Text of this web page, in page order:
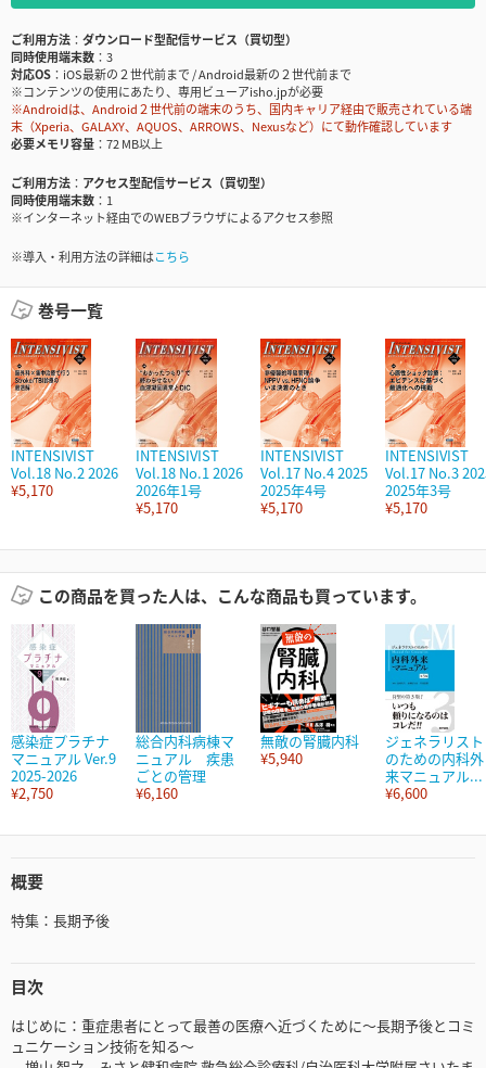
ご利用方法
ダウンロード型配信サービス（買切型）
同時使用端末数
3
対応OS
iOS最新の２世代前まで / Android最新の２世代前まで
※コンテンツの使用にあたり、専用ビューアisho.jpが必要
※Androidは、Android２世代前の端末のうち、国内キャリア経由で販売されている端
末（Xperia、GALAXY、AQUOS、ARROWS、Nexusなど）にて動作確認しています
必要メモリ容量
72 MB以上
ご利用方法
アクセス型配信サービス（買切型）
同時使用端末数
1
※インターネット経由でのWEBブラウザによるアクセス参照
※導入・利用方法の詳細はこちら
巻号一覧
INTENSIVIST
Vol.18 No.2 2026
¥5,170
INTENSIVIST
Vol.18 No.1 2026
2026年1号
¥5,170
INTENSIVIST
Vol.17 No.4 2025
2025年4号
¥5,170
INTENSIVIST
Vol.17 No.3
2025年3号
¥5,170
この商品を買った人は、こんな商品も買っています。
感染症プラチナ
マニュアル Ver.9
2025-2026
¥2,750
総合内科病棟マ
ニュアル 疾患
ごとの管理
¥6,160
無敵の腎臓内科
¥5,940
ジェネラリスト
のための内科外
来マニュアル...
¥6,600
概要
特集：長期予後
目次
はじめに：重症患者にとって最善の医療へ近づくために〜長期予後とコミ
ュニケーション技術を知る〜